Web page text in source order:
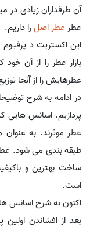
آن طرفداران زیادی در
عطر عطر اصلرا داریم.
این اکستریت د
بازار عطر را از آن خود
عطرهایش را از آنجا
پردازیم. اسانس هایی
عطر موثرند. به
طبقه بندی می شود.
ساخت بهترین و
است.
اکنون به شرح اسانس
بعد از افشاندن